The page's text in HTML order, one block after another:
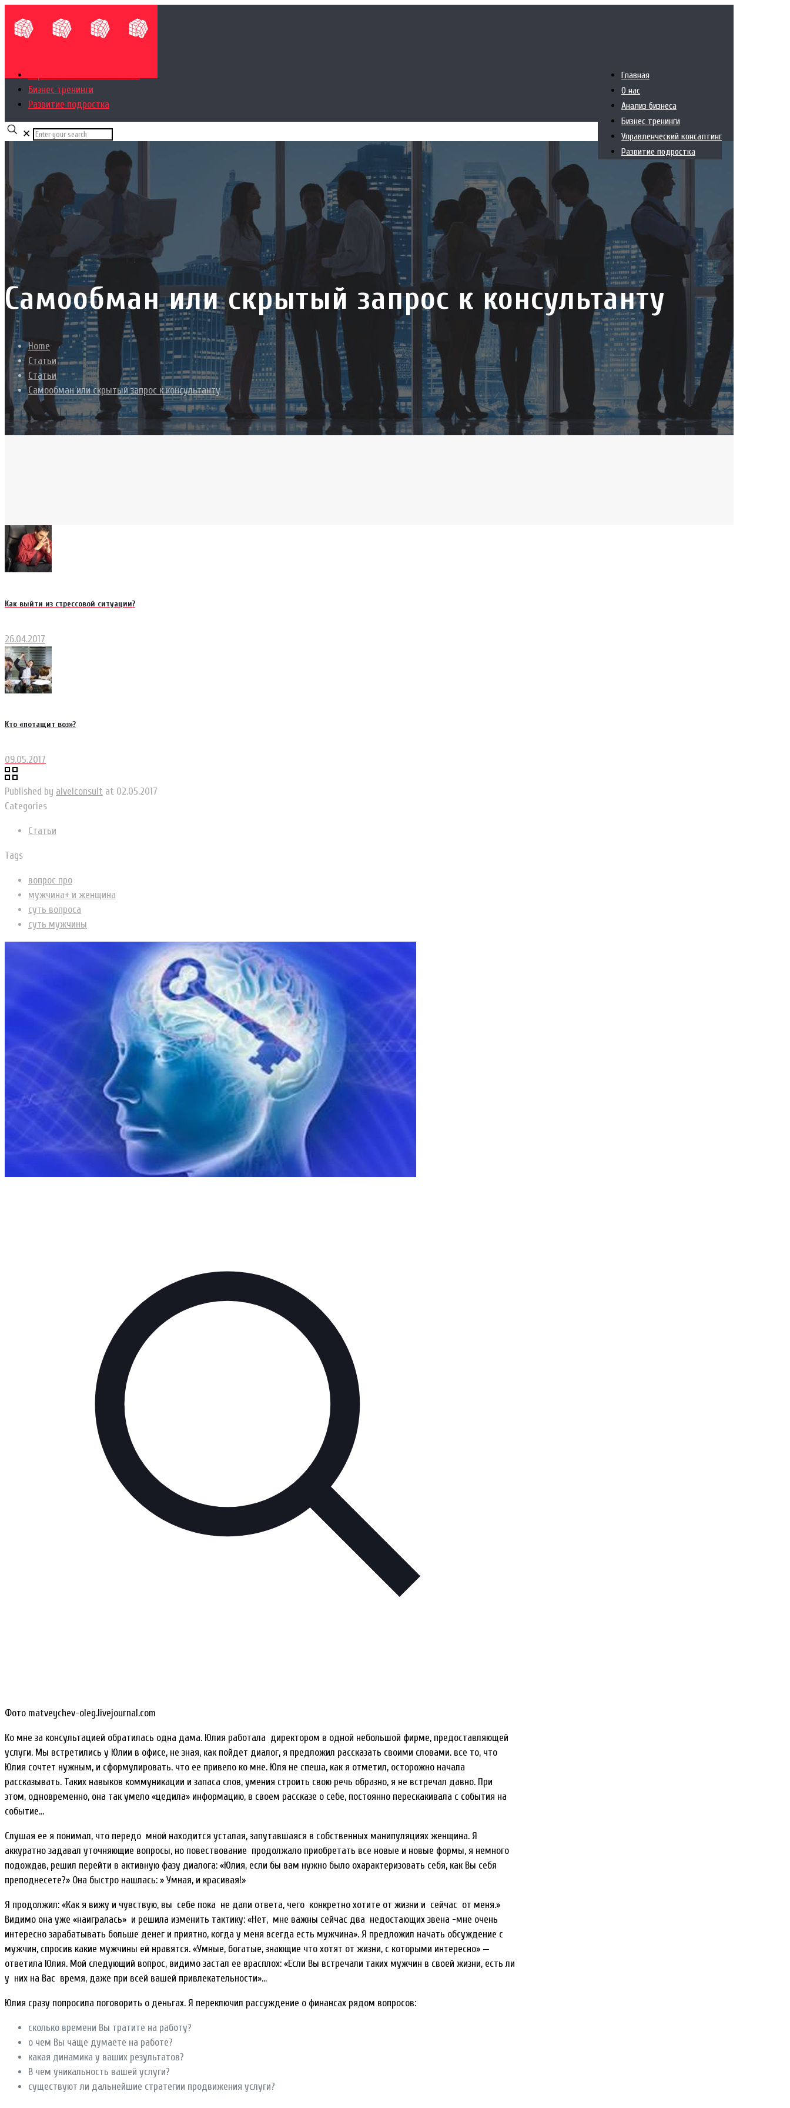
Главная
О нас
Анализ бизнеса
Бизнес тренинги
Управленческий консалтинг
Развитие подростка
Бизнес тренинги
Развитие подростка
✕
Самообман или скрытый запрос к консультанту
Home
Статьи
Статьи
Самообман или скрытый запрос к консультанту
Как выйти из стрессовой ситуации?
26.04.2017
Кто «потащит воз»?
09.05.2017
Published by alvelconsult at 02.05.2017
Categories
Статьи
Tags
вопрос про
мужчина+ и женщина
суть вопроса
суть мужчины
Фото matveychev-oleg.livejournal.com
Ко мне за консультацией обратилась одна дама. Юлия работала директором в одной небольшой фирме, предоставляющей
услуги. Мы встретились у Юлии в офисе, не зная, как пойдет диалог, я предложил рассказать своими словами. все то, что
Юлия сочтет нужным, и сформулировать. что ее привело ко мне. Юля не спеша, как я отметил, осторожно начала
рассказывать. Таких навыков коммуникации и запаса слов, умения строить свою речь образно, я не встречал давно. При
этом, одновременно, она так умело «цедила» информацию, в своем рассказе о себе, постоянно перескакивала с события на
событие…
Слушая ее я понимал, что передо мной находится усталая, запутавшаяся в собственных манипуляциях женщина. Я
аккуратно задавал уточняющие вопросы, но повествование продолжало приобретать все новые и новые формы, я немного
подождав, решил перейти в активную фазу диалога: «Юлия, если бы вам нужно было охарактеризовать себя, как Вы себя
преподнесете?» Она быстро нашлась: » Умная, и красивая!»
Я продолжил: «Как я вижу и чувствую, вы себе пока не дали ответа, чего конкретно хотите от жизни и сейчас от меня.»
Видимо она уже «наигралась» и решила изменить тактику: «Нет, мне важны сейчас два недостающих звена -мне очень
интересно зарабатывать больше денег и приятно, когда у меня всегда есть мужчина». Я предложил начать обсуждение с
мужчин, спросив какие мужчины ей нравятся. «Умные, богатые, знающие что хотят от жизни, с которыми интересно» —
ответила Юлия. Мой следующий вопрос, видимо застал ее врасплох: «Если Вы встречали таких мужчин в своей жизни, есть ли
у них на Вас время, даже при всей вашей привлекательности»…
Юлия сразу попросила поговорить о деньгах. Я переключил рассуждение о финансах рядом вопросов:
сколько времени Вы тратите на работу?
о чем Вы чаще думаете на работе?
какая динамика у ваших результатов?
В чем уникальность вашей услуги?
существуют ли дальнейшие стратегии продвижения услуги?